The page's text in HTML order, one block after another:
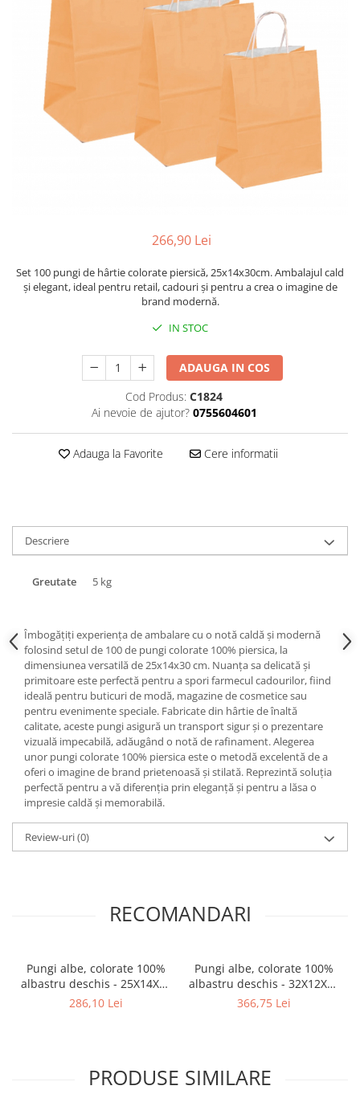
Cutii Clasice CO3 (BAX)
Cutii Clasice CO5 (BAX)
Cutii Cofetarie/ Patiserie
Cutii Prajituri Blank
Cutii Prajituri cu Display
Cutii Prajituri Generic
Cutii Fast Food Generic
Triunghiuri si accesorii pizza
Sacose Plastic
266,90 Lei
Set 100 pungi de hârtie colorate piersică, 25x14x30cm. Ambalajul cald
și elegant, ideal pentru retail, cadouri și pentru a crea o imagine de
brand modernă.
IN STOC
ADAUGA IN COS
Cod Produs: C1824
Ai nevoie de ajutor? 0755604601
Adauga la Favorite Cere informatii
Descriere
Greutate 5 kg
Îmbogățiți experiența de ambalare cu o notă caldă și modernă
folosind setul de 100 de pungi colorate 100% piersica, la
dimensiunea versatilă de 25x14x30 cm. Nuanța sa delicată și
primitoare este perfectă pentru a spori farmecul cadourilor, fiind
ideală pentru buticuri de modă, magazine de cosmetice sau
pentru evenimente speciale. Fabricate din hârtie de înaltă
calitate, aceste pungi asigură un transport sigur și o prezentare
vizuală impecabilă, adăugând o notă de rafinament. Alegerea
unor pungi colorate 100% piersica este o metodă excelentă de a
oferi o imagine de brand prietenoasă și stilată. Reprezintă soluția
perfectă pentru a vă diferenția prin eleganță și pentru a lăsa o
impresie caldă și memorabilă.
Review-uri(0)
RECOMANDARI
Pungi albe, colorate 100%
albastru deschis - 25X14X30
- 100 buc
286,10 Lei
Pungi albe, colorate 100%
albastru deschis - 32X12X41
- 100 buc.
366,75 Lei
PRODUSE SIMILARE